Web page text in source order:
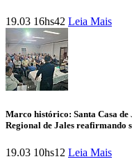
19.03 16hs42 Leia Mais
Marco histórico: Santa Casa de
Regional de Jales reafirmando
19.03 10hs12 Leia Mais